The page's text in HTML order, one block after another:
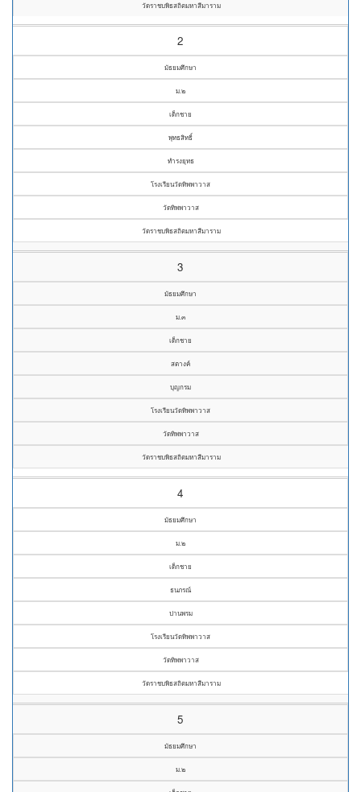
วัดราชบพิธสถิตมหาสีมาราม
2
มัธยมศึกษา
ม.๒
เด็กชาย
พุทธสิทธิ์
ทำรงยุทธ
โรงเรียนวัดทิพพาวาส
วัดทิพพาวาส
วัดราชบพิธสถิตมหาสีมาราม
3
มัธยมศึกษา
ม.๓
เด็กชาย
สตางค์
บุญกรม
โรงเรียนวัดทิพพาวาส
วัดทิพพาวาส
วัดราชบพิธสถิตมหาสีมาราม
4
มัธยมศึกษา
ม.๒
เด็กชาย
ธนภรณ์
ปานพรม
โรงเรียนวัดทิพพาวาส
วัดทิพพาวาส
วัดราชบพิธสถิตมหาสีมาราม
5
มัธยมศึกษา
ม.๒